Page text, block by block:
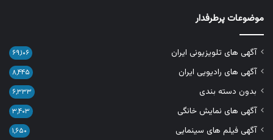
موضوعات پرطرفدار
آگهی های تلویزیونی ایران ۶۹,۱۰۶
آگهی های رادیویی ایران ۸,۴۴۵
بدون دسته بندی ۶,۳۳۳
آگهی های نمایش خانگی ۳,۴۰۳
آگهی فیلم های سینمایی ۱,۶۵۰